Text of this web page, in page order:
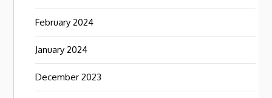
February 2024
January 2024
December 2023